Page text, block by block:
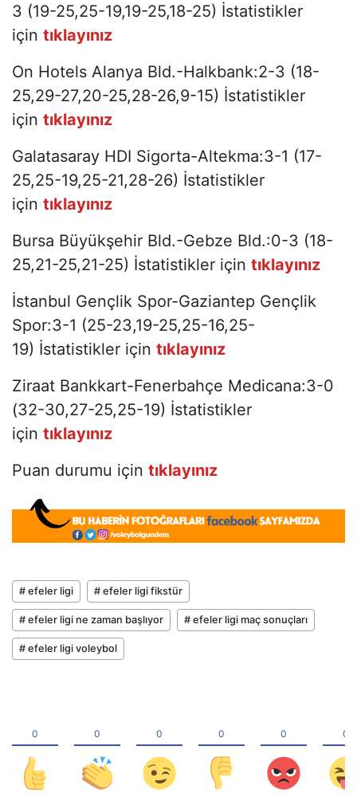
3 (19-25,25-19,19-25,18-25) İstatistikler
için tıklayınız
On Hotels Alanya Bld.-Halkbank:2-3 (18-
25,29-27,20-25,28-26,9-15) İstatistikler
için tıklayınız
Galatasaray HDI Sigorta-Altekma:3-1 (17-
25,25-19,25-21,28-26) İstatistikler
için tıklayınız
Bursa Büyükşehir Bld.-Gebze Bld.:0-3 (18-
25,21-25,21-25) İstatistikler için tıklayınız
İstanbul Gençlik Spor-Gaziantep Gençlik
Spor:3-1 (25-23,19-25,25-16,25-
19) İstatistikler için tıklayınız
Ziraat Bankkart-Fenerbahçe Medicana:3-0
(32-30,27-25,25-19) İstatistikler
için tıklayınız
Puan durumu için tıklayınız
# efeler ligi # efeler ligi fikstür
# efeler ligi ne zaman başlıyor # efeler ligi maç sonuçları
# efeler ligi voleybol